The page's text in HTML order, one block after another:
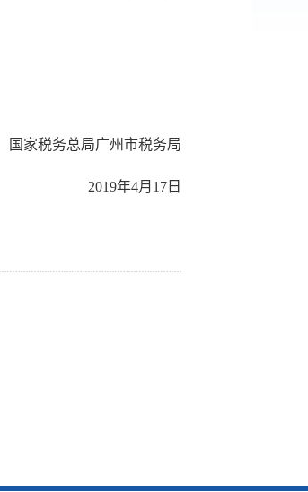
国家税务总局广州市税务局
2019年4月17日